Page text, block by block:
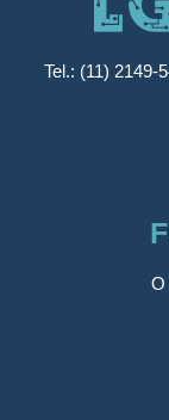
Tel.: (11) 2149-
O